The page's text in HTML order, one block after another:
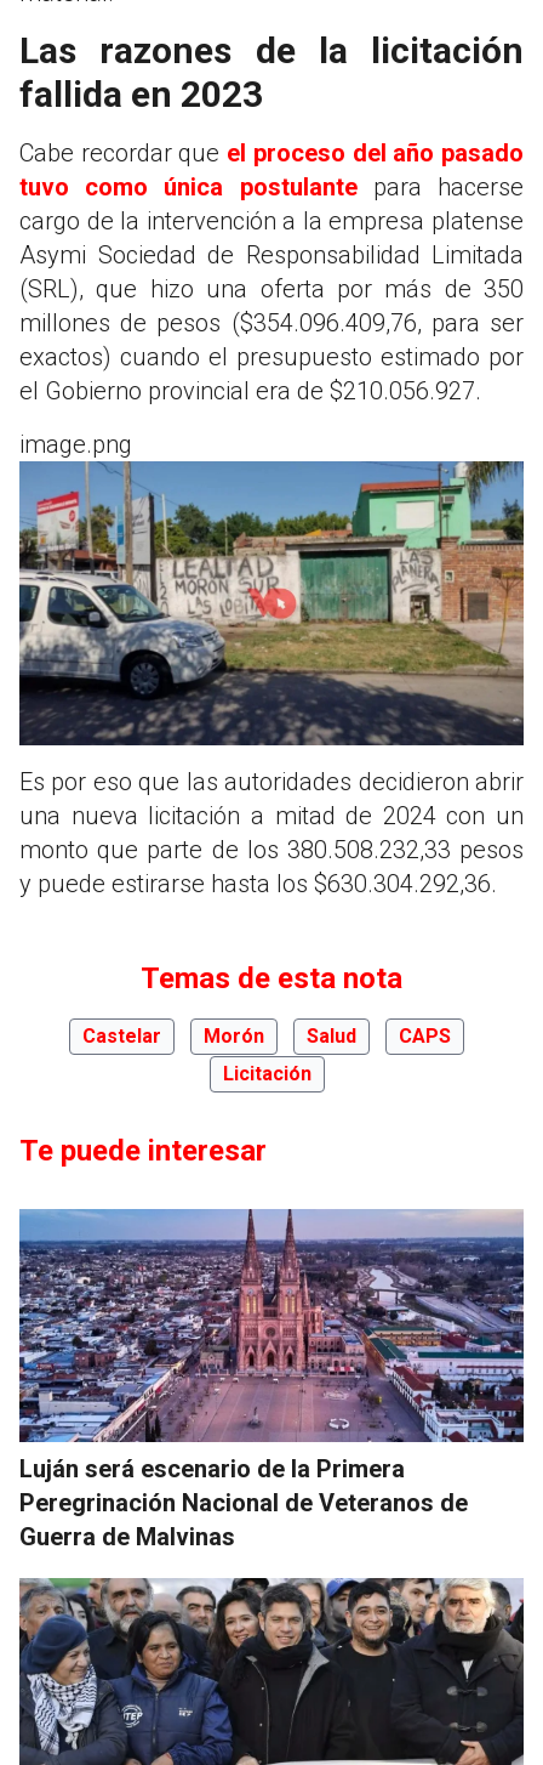
Las razones de la licitación
fallida en 2023
Cabe recordar que el proceso del año pasado
tuvo como única postulantepara hacerse
cargo de la intervención a la empresa platense
Asymi Sociedad de Responsabilidad Limitada
(SRL), que hizo una oferta por más de 350
millones de pesos ($354.096.409,76, para ser
exactos) cuando el presupuesto estimado por
el Gobierno provincial era de $210.056.927.
image.png
Es por eso que las autoridades decidieron abrir
una nueva licitación a mitad de 2024 con un
monto que parte de los 380.508.232,33 pesos
y puede estirarse hasta los $630.304.292,36.
Temas de esta nota
Castelar Morón Salud
CAPS
Licitación
Te puede interesar
Luján será escenario de la Primera
Peregrinación Nacional de Veteranos de
Guerra de Malvinas